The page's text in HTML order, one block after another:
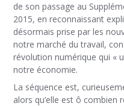
de son passage au
2015, en reconnaissant
désormais prise par les
notre marché du travail,
révolution numérique qui «
notre économie.
La séquence est,
alors qu’elle est ô combien